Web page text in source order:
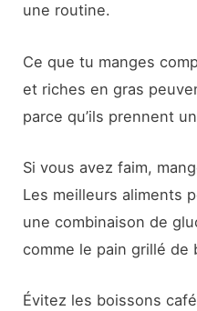
une routine.
Ce que tu manges
et riches en gras
parce qu’ils prennent
Si vous avez faim,
Les meilleurs aliments
une combinaison de
comme le pain grillé de
Évitez les boissons